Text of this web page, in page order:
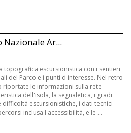
Nazionale Ar...
topografica escursionistica con i sentieri
del Parco e i punti d'interesse. Nel retro
riportate le informazioni sulla rete
dell'isola, la segnaletica, i gradi
difficoltà escursionistiche, i dati tecnici
inclusa l'accessibilità, e le ...